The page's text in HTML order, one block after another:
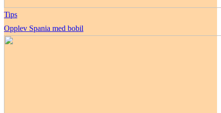
Tips
Opplev Spania med bobil